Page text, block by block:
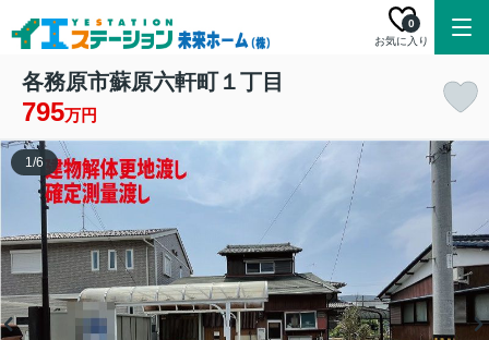
お気に入り
0
各務原市蘇原六軒町１丁目
795万円
1/6